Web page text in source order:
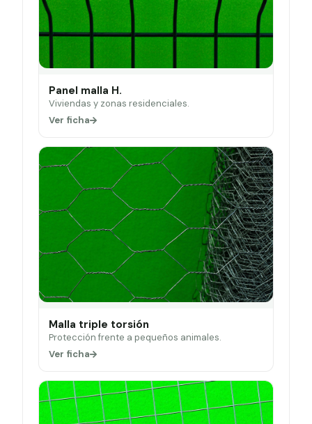
Panel malla H.
Viviendas y zonas residenciales.
Ver ficha
Malla triple torsión
Protección frente a pequeños animales.
Ver ficha